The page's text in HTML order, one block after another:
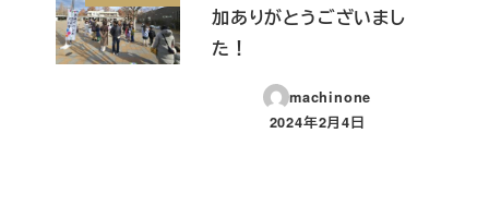
加ありがとうございまし
た！
machinone
投稿日
2024年2月4日